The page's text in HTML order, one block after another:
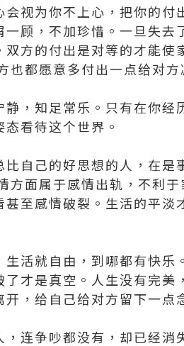
视为你不上心，把你的付
顾，不加珍惜。一旦失去
方的付出是对等的才能使
都愿意多付出一点给对方
，知足常乐。只有在你经
看待这个世界。
自己的好思想的人，在是
方面属于感情出轨，不利
至感情破裂。生活的平淡
活就自由，到哪都有快乐
才是真空。人生没有完美
，给自己给对方留下一点
连争吵都没有，却已经消